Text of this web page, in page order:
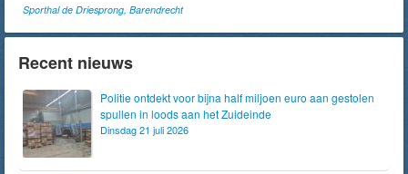
Sporthal de Driesprong, Barendrecht
Recent nieuws
Politie ontdekt voor bijna half miljoen euro aan gestolen
spullen in loods aan het Zuideinde
Dinsdag 21 juli 2026